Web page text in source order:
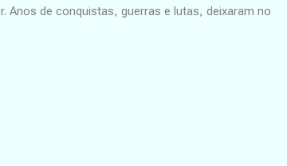
de conquistas, guerras e lutas, deixaram no